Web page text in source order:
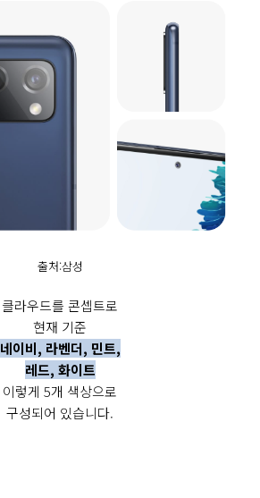
출처:삼성
클라우드를 콘셉트로
현재 기준
네이비, 라벤더, 민트,
레드, 화이트
이렇게 5개 색상으로
구성되어 있습니다.